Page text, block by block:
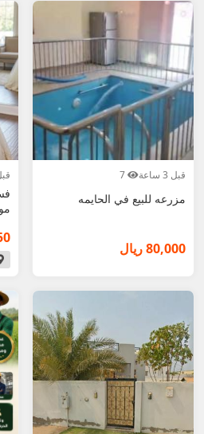
قبل 3 ساعة
مزرعه للبيع في الحايمه
80,000 ريال
قبل 3